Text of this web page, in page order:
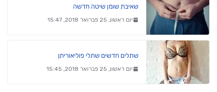
שאיבת שומן שיטה חדשה
יום ראשון, 25 פברואר 2018, 15:47
שתלים חדשים שתלי פוליאוריתן
יום ראשון, 25 פברואר 2018, 15:45